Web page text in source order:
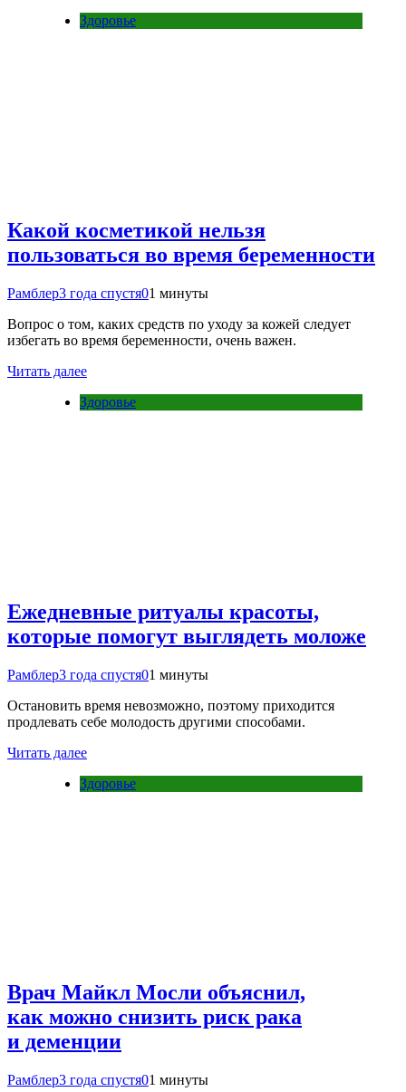
Здоровье
Какой косметикой нельзя
пользоваться во время беременности
Рамблер3 года спустя01 минуты
Вопрос о том, каких средств по уходу за кожей следует
избегать во время беременности, очень важен.
Читать далее
Здоровье
Ежедневные ритуалы красоты,
которые помогут выглядеть моложе
Рамблер3 года спустя01 минуты
Остановить время невозможно, поэтому приходится
продлевать себе молодость другими способами.
Читать далее
Здоровье
Врач Майкл Мосли объяснил,
как можно снизить риск рака
и деменции
Рамблер3 года спустя01 минуты